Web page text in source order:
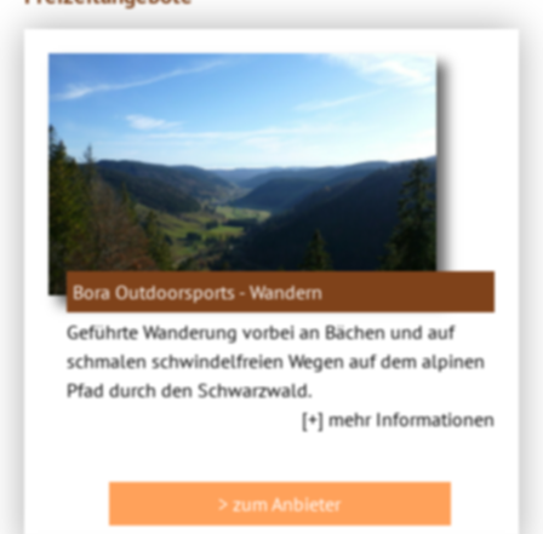
Bora Outdoorsports - Wandern
Geführte Wanderung vorbei an Bächen und auf
schmalen schwindelfreien Wegen auf dem alpinen
Pfad durch den Schwarzwald.
[+] mehr Informationen
> zum Anbieter